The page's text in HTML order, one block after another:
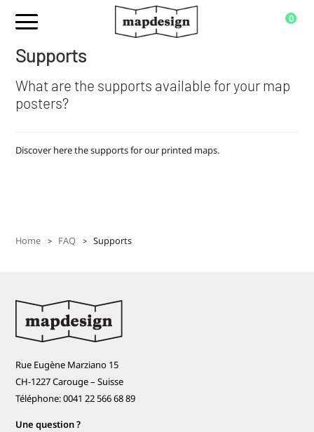
0
Supports
What are the supports available for your map
posters?
Discover here the supports for our printed maps.
Home FAQ Supports
Rue Eugène Marziano 15
CH-1227 Carouge – Suisse
Téléphone: 0041 22 566 68 89
Une question ?